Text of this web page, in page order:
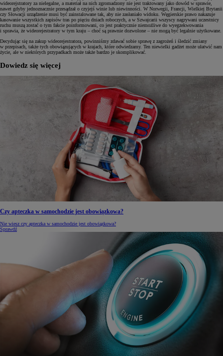
wideorejstratory za nielegalne, a materiał na nich zgromadzony nie jest traktowany jako dowód w sprawie,
nawet gdyby jednoznacznie przesądzał o czyjejś winie lub niewinności. W Norwegii, Francji, Wielkiej Brytanii
czy Słowacji urządzenie musi być zainstalowane tak, aby nie zasłaniało widoku. Węgierskie prawo nakazuje
kasowanie wszystkich zapisów tras po pięciu dniach roboczych, a w Szwajcarii wszyscy nagrywani uczestnicy
ruchu muszą zostać o tym fakcie poinformowani, co jest praktycznie niemożliwe do wyegzekwowania
i sprawia, że wideorejestratory w tym kraju – choć są prawnie dozwolone – nie mogą być legalnie użytkowane.
Decydując się na zakup wideorejestratora, powinniśmy zdawać sobie sprawę z zagrożeń i śledzić zmiany
w przepisach, także tych obowiązujących w krajach, które odwiedzamy. Ten niewielki gadżet może ułatwić nam
życie, ale w niektórych przypadkach może także bardzo je skomplikować.
Dowiedz się więcej
Czy apteczka w samochodzie jest obowiązkowa?
Nie wiesz czy apteczka w samochodzie jest obowiązkowa?
Sprawdź